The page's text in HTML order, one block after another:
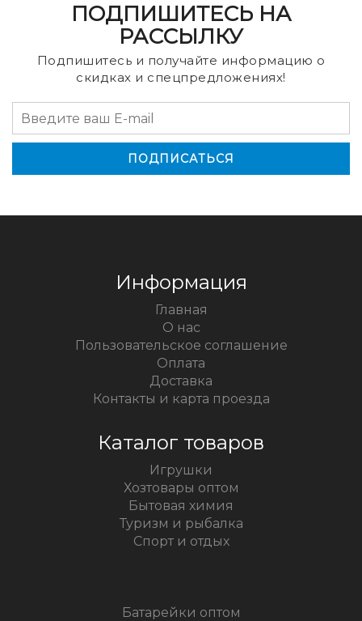
ПОДПИШИТЕСЬ НА
РАССЫЛКУ
Подпишитесь и получайте информацию о
скидках и спецпредложениях!
Информация
Главная
О нас
Пользовательское соглашение
Оплата
Доставка
Контакты и карта проезда
Каталог товаров
Игрушки
Хозтовары оптом
Бытовая химия
Туризм и рыбалка
Спорт и отдых
Батарейки оптом